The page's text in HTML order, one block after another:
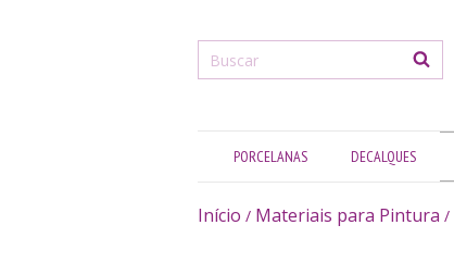
PORCELANAS DECALQUES
Início / Materiais para Pintura /